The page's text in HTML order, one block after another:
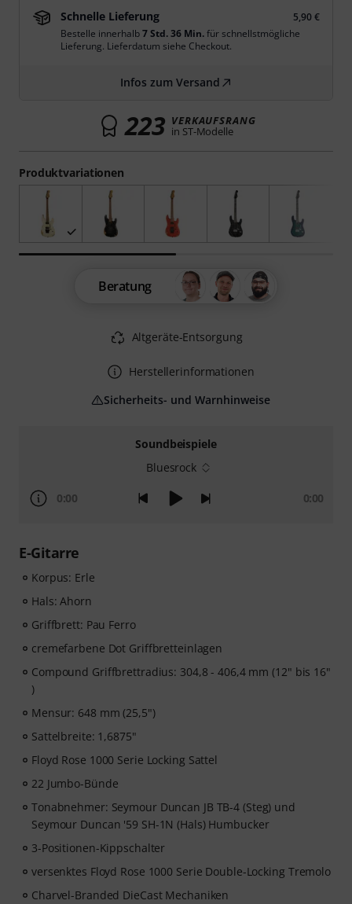
Soundbeispiele
Bluesrock
0:00 0:00
E-Gitarre
Korpus: Erle
Hals: Ahorn
Griffbrett: Pau Ferro
cremefarbene Dot Griffbretteinlagen
Compound Griffbrettradius: 304,8 - 406,4 mm (12" bis 16"
)
Mensur: 648 mm (25,5")
Sattelbreite: 1,6875"
Floyd Rose 1000 Serie Locking Sattel
22 Jumbo-Bünde
Tonabnehmer: Seymour Duncan JB TB-4 (Steg) und
Seymour Duncan '59 SH-1N (Hals) Humbucker
3-Positionen-Kippschalter
versenktes Floyd Rose 1000 Serie Double-Locking Tremolo
Charvel-Branded DieCast Mechaniken
Produktvariationen
Schnelle Lieferung
5,90 €
Bestelle innerhalb7 Std. 36 Min.für schnellstmögliche
Lieferung. Lieferdatum siehe Checkout.
Infos zum Versand
223 VERKAUFSRANG
in ST-Modelle
Beratung
Altgeräte-Entsorgung
Herstellerinformationen
Sicherheits- und Warnhinweise